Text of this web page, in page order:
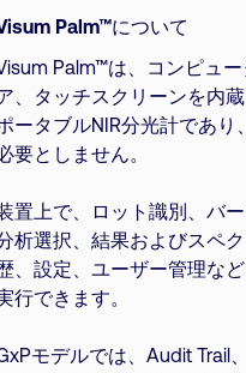
Palm™について
Palm™は、コンピュ
、タッチスクリーンを内
ータブルNIR分光計であり
要としません。
置上で、ロット識別、バー
析選択、結果およびスペ
、設定、ユーザー管理な
行できます。
モデルでは、Audit Trail